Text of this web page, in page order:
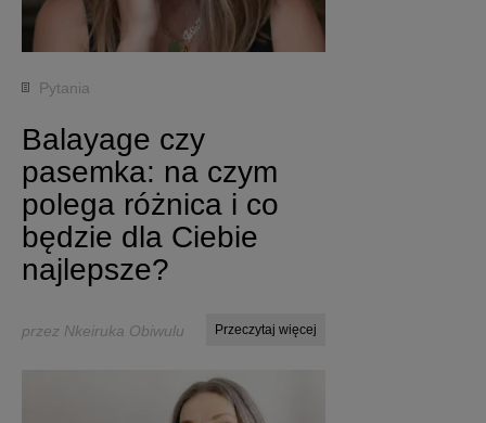
Pytania
Balayage czy
pasemka: na czym
polega różnica i co
będzie dla Ciebie
najlepsze?
przez Nkeiruka Obiwulu Przeczytaj więcej